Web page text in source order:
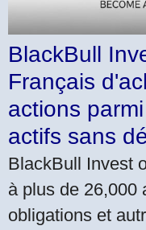
BlackBull
Français
actions
actifs sans
BlackBull Invest
à plus de 26,000
obligations et